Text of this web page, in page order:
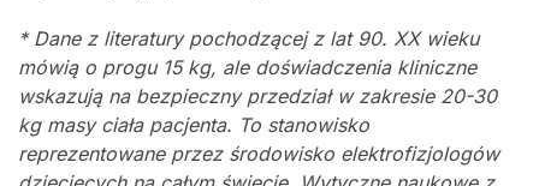
* Dane z literatury pochodzącej z lat 90. XX wieku
mówią o progu 15 kg, ale doświadczenia kliniczne
wskazują na bezpieczny przedział w zakresie 20-30
kg masy ciała pacjenta. To stanowisko
reprezentowane przez środowisko elektrofizjologów